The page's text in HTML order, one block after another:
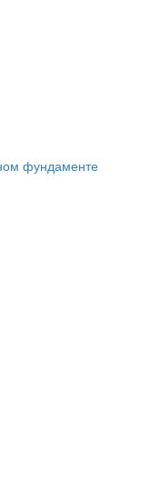
фундаменте